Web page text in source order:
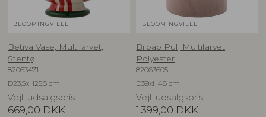
BLOOMINGVILLE
Betiva Vase, Multifarvet,
Stentøj
82063471
D23,5xH25,5 cm
Vejl. udsalgspris
669,00 DKK
BLOOMINGVILLE
Bilbao Puf, Multifarvet,
Polyester
82063605
D39xH48 cm
Vejl. udsalgspris
1.399,00 DKK